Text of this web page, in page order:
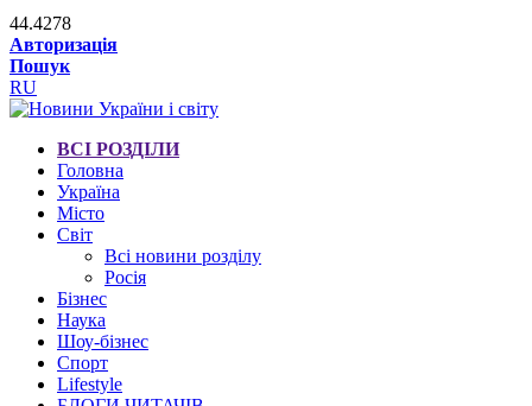
44.4278
Авторизація
Пошук
RU
ВСІ РОЗДІЛИ
Головна
Україна
Місто
Світ
Всі новини розділу
Росія
Бізнес
Наука
Шоу-бізнес
Спорт
Lifestyle